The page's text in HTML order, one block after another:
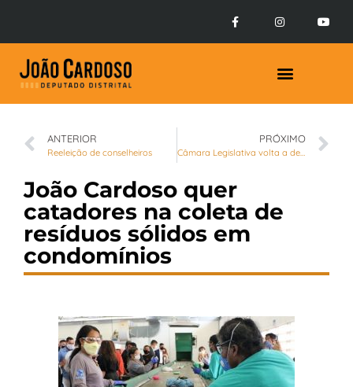
ANTERIOR
Reeleição de conselheiros
PRÓXIMO
Câmara Legislativa volta a debater melhorias para o Jardins Mangueiral
João Cardoso quer
catadores na coleta de
resíduos sólidos em
condomínios